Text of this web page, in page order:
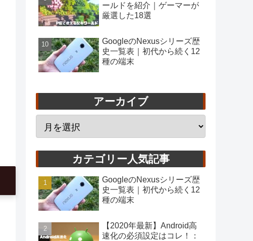
ールドを紹介｜ゲーマーが
厳選した18選
GoogleのNexusシリーズ歴
史一覧表｜初代から続く12
種の端末
アーカイブ
カテゴリー人気記事
GoogleのNexusシリーズ歴
史一覧表｜初代から続く12
種の端末
【2020年最新】Android高
速化の必須設定はコレ！：